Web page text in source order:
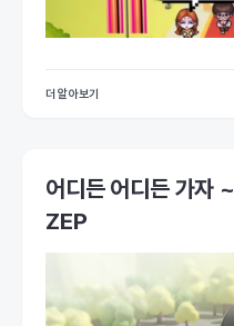
더 알아보기
어디든 어디든 가자 ~
ZEP